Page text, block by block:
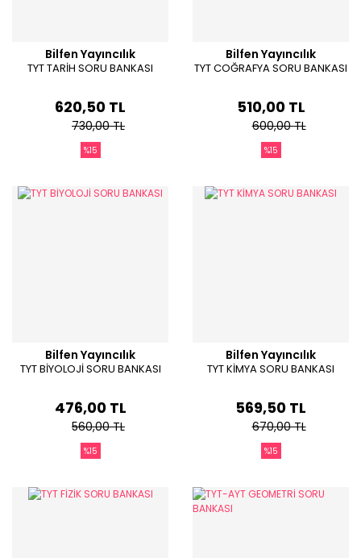
Bilfen Yayıncılık
TYT TARİH SORU BANKASI
620,50 TL
730,00 TL
%15
Bilfen Yayıncılık
TYT COĞRAFYA SORU BANKASI
510,00 TL
600,00 TL
%15
Bilfen Yayıncılık
TYT BİYOLOJİ SORU BANKASI
476,00 TL
560,00 TL
%15
Bilfen Yayıncılık
TYT KİMYA SORU BANKASI
569,50 TL
670,00 TL
%15